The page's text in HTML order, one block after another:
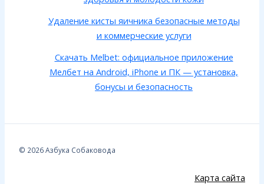
Удаление кисты яичника безопасные методы
и коммерческие услуги
Скачать Melbet: официальное приложение
Мелбет на Android, iPhone и ПК — установка,
бонусы и безопасность
© 2026 Азбука Собаковода
Карта сайта